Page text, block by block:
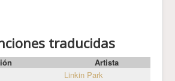
traducidas
Artista
Linkin Park